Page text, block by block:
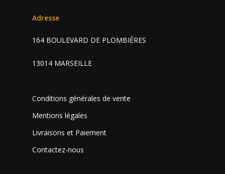
Adresse
164 BOULEVARD DE PLOMBIÈRES
13014 MARSEILLE
Conditions générales de vente
Mentions légales
Livraisons et Paiement
Contactez-nous